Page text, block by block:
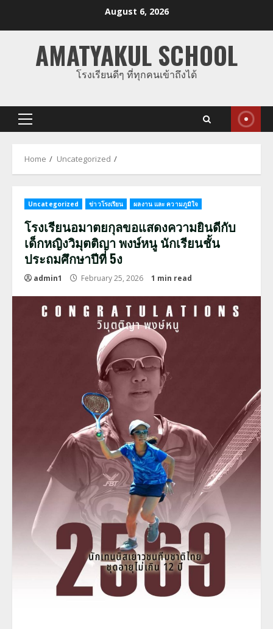
August 6, 2026
AMATYAKUL SCHOOL
โรงเรียนดีๆ ที่ทุกคนเข้าถึงได้
Primary
Home Uncategorized
Uncategorized ข่าวโรงเรียน ผลงาน และ ความภูมิใจ
โรงเรียนอมาตยกุลขอแสดงความยินดีกับ
เด็กหญิงวิมุตติญา พงษ์หนู นักเรียนชั้น
ประถมศึกษาปีที่ 5ง
admin1 February 25, 2026 1 min read